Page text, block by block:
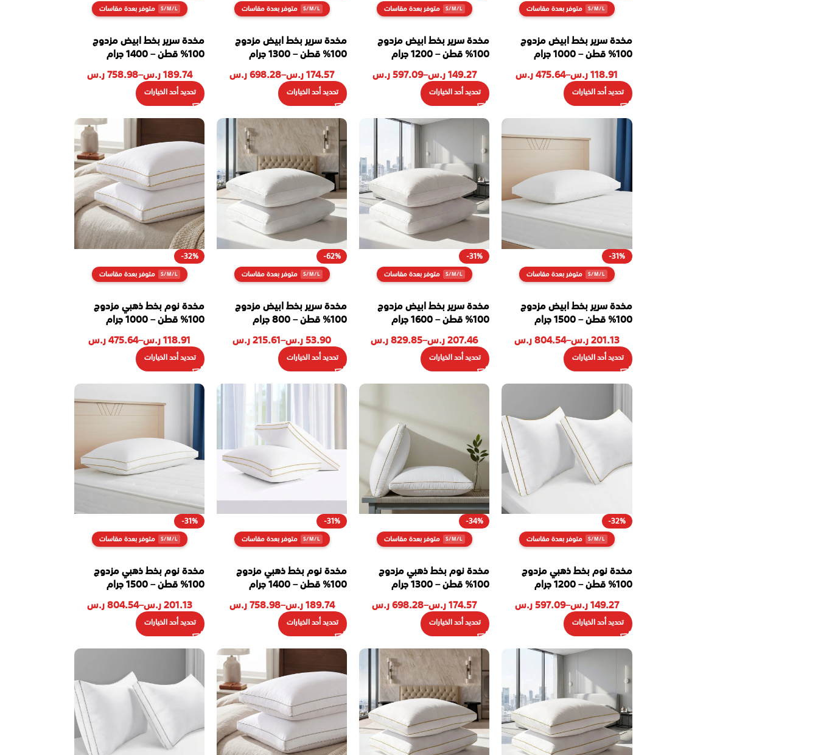
متوفر بعدة مقاسات
مخدة سرير بخط ابيض مزدوج
100% قطن – 1000 جرام
118.91ر.س–
475.64ر.س
تحديد أحد الخيارات
متوفر بعدة مقاسات
مخدة سرير بخط ابيض مزدوج
100% قطن – 1200 جرام
149.27ر.س–
597.09ر.س
تحديد أحد الخيارات
متوفر بعدة مقاسات
مخدة سرير بخط ابيض مزدوج
100% قطن – 1300 جرام
174.57ر.س–
698.28ر.س
تحديد أحد الخيارات
متوفر بعدة مقاسات
مخدة سرير بخط ابيض مزدوج
100% قطن – 1400 جرام
189.74ر.س–
758.98ر.س
تحديد أحد الخيارات
-31%
متوفر بعدة مقاسات
مخدة سرير بخط ابيض مزدوج
100% قطن – 1500 جرام
201.13ر.س–
804.54ر.س
تحديد أحد الخيارات
-31%
متوفر بعدة مقاسات
مخدة سرير بخط ابيض مزدوج
100% قطن – 1600 جرام
207.46ر.س–
829.85ر.س
تحديد أحد الخيارات
-62%
متوفر بعدة مقاسات
مخدة سرير بخط ابيض مزدوج
100% قطن – 800 جرام
53.90ر.س–
215.61ر.س
تحديد أحد الخيارات
-32%
متوفر بعدة مقاسات
مخدة نوم بخط ذهبي مزدوج
100% قطن – 1000 جرام
118.91ر.س–
475.64ر.س
تحديد أحد الخيارات
-32%
متوفر بعدة مقاسات
مخدة نوم بخط ذهبي مزدوج
100% قطن – 1200 جرام
149.27ر.س–
597.09ر.س
تحديد أحد الخيارات
-34%
متوفر بعدة مقاسات
مخدة نوم بخط ذهبي مزدوج
100% قطن – 1300 جرام
174.57ر.س–
698.28ر.س
تحديد أحد الخيارات
-31%
متوفر بعدة مقاسات
مخدة نوم بخط ذهبي مزدوج
100% قطن – 1400 جرام
189.74ر.س–
758.98ر.س
تحديد أحد الخيارات
-31%
متوفر بعدة مقاسات
مخدة نوم بخط ذهبي مزدوج
100% قطن – 1500 جرام
201.13ر.س–
804.54ر.س
تحديد أحد الخيارات